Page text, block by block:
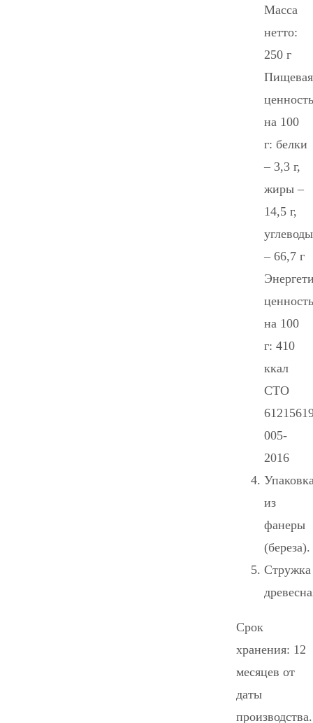
Масса
нетто:
250 г
Пищевая
ценность
на 100
г: белки
– 3,3 г,
жиры –
14,5 г,
углеводы
– 66,7 г
ценность
на 100
г: 410
ккал
СТО
005-
2016
из
фанеры
(береза).
Стружка
Срок
хранения: 12
месяцев от
даты
производства.